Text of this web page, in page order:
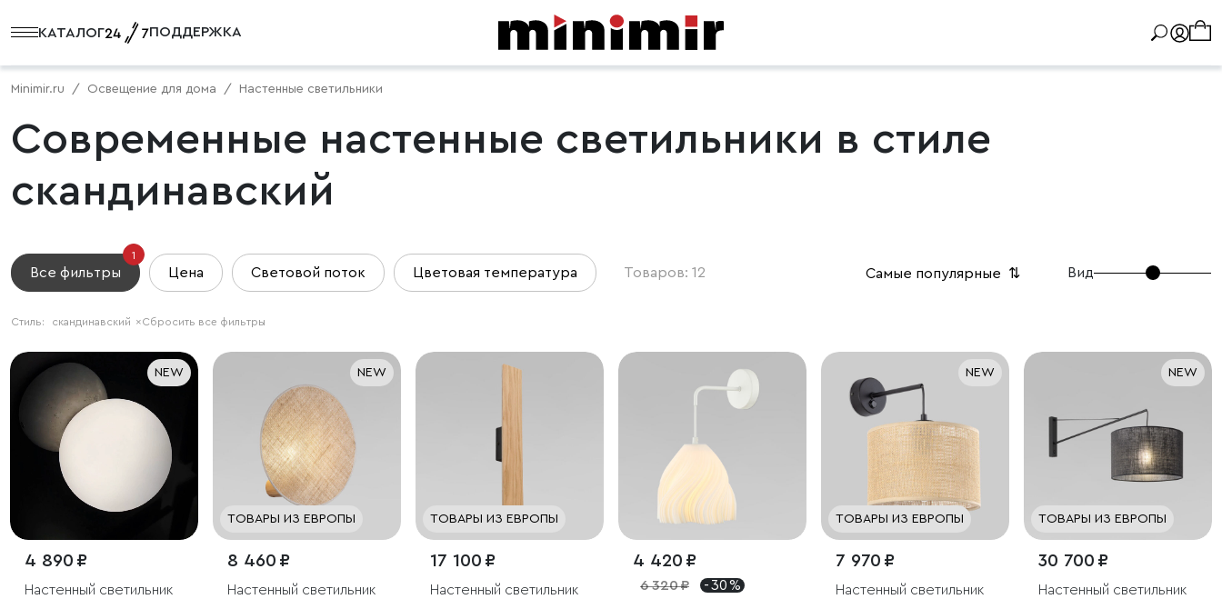
КАТАЛОГ ПОДДЕРЖКА
Minimir.ru Освещение для дома Настенные светильники
Современные настенные светильники в стиле
скандинавский
Все фильтры
1
Цена Световой поток Цветовая температура Товаров: 12 Самые популярные ⇅ Вид
Сбросить все фильтры
Стиль: скандинавский ×
NEW
4 890 ₽
Настенный светильник
NEW
ТОВАРЫ ИЗ ЕВРОПЫ
8 460 ₽
Настенный светильник
ТОВАРЫ ИЗ ЕВРОПЫ
17 100 ₽
Настенный светильник
4 420 ₽
6 320 ₽
- 30 %
NEW
ТОВАРЫ ИЗ ЕВРОПЫ
7 970 ₽
Настенный светильник
NEW
ТОВАРЫ ИЗ ЕВРОПЫ
30 700 ₽
Настенный светильник